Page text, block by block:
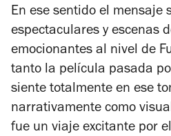
En ese sentido el mensaje
espectaculares y escenas
emocionantes al nivel de
tanto la película pasada
siente totalmente en ese
narrativamente como
fue un viaje excitante por